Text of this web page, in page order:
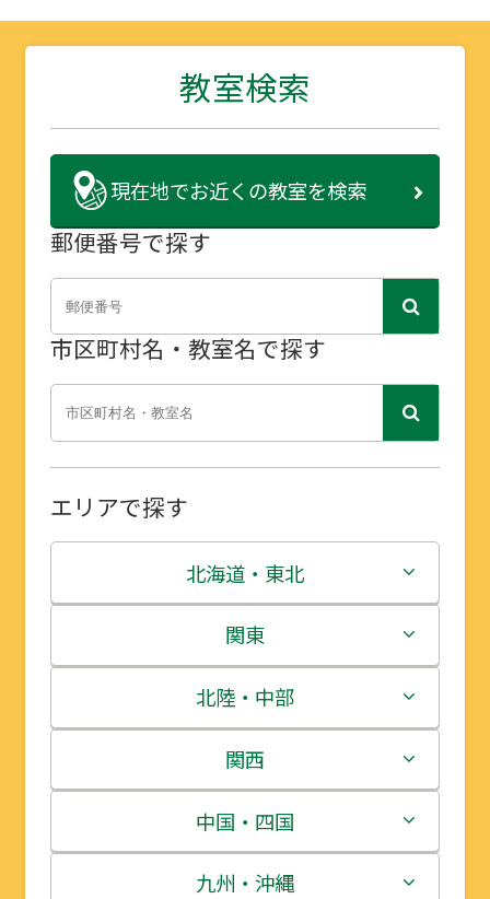
教室検索
現在地でお近くの教室を検索
郵便番号で探す
市区町村名・教室名で探す
エリアで探す
北海道・東北
北海道
青森県
岩手県
宮城県
秋田県
関東
茨城県
栃木県
群馬県
埼玉県
北陸・中部
新潟県
富山県
石川県
関西
三重県
滋賀県
中国・四国
鳥取県
九州・沖縄